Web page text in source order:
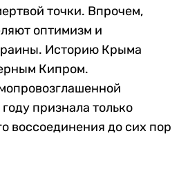
точки. Впрочем,
оптимизм и
Историю Крыма
Кипром.
признала только
воссоединения до сих пор